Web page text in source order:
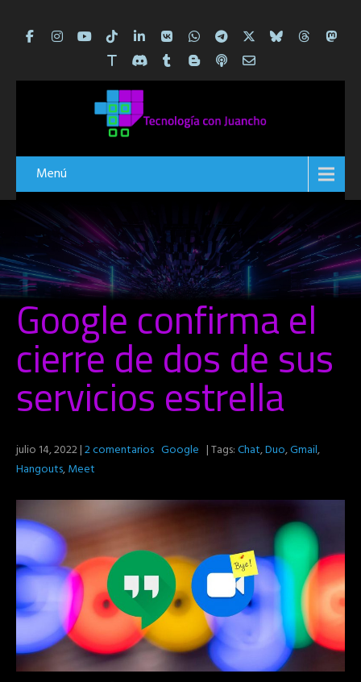
Menú
Google confirma el
cierre de dos de sus
servicios estrella
julio 14, 2022|2 comentarios Google | Tags:Chat,Duo,Gmail,
Hangouts,Meet